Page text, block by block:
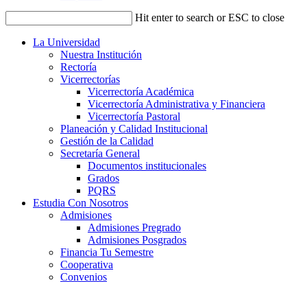
Hit enter to search or ESC to close
La Universidad
Nuestra Institución
Rectoría
Vicerrectorías
Vicerrectoría Académica
Vicerrectoría Administrativa y Financiera
Vicerrectoría Pastoral
Planeación y Calidad Institucional
Gestión de la Calidad
Secretaría General
Documentos institucionales
Grados
PQRS
Estudia Con Nosotros
Admisiones
Admisiones Pregrado
Admisiones Posgrados
Financia Tu Semestre
Cooperativa
Convenios